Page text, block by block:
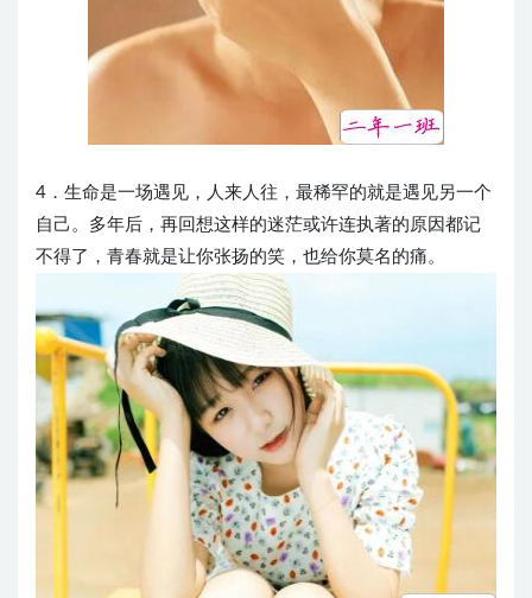
4．生命是一场遇见，人来人往，最稀罕的就是遇见另一个
自己。多年后，再回想这样的迷茫或许连执著的原因都记
不得了，青春就是让你张扬的笑，也给你莫名的痛。